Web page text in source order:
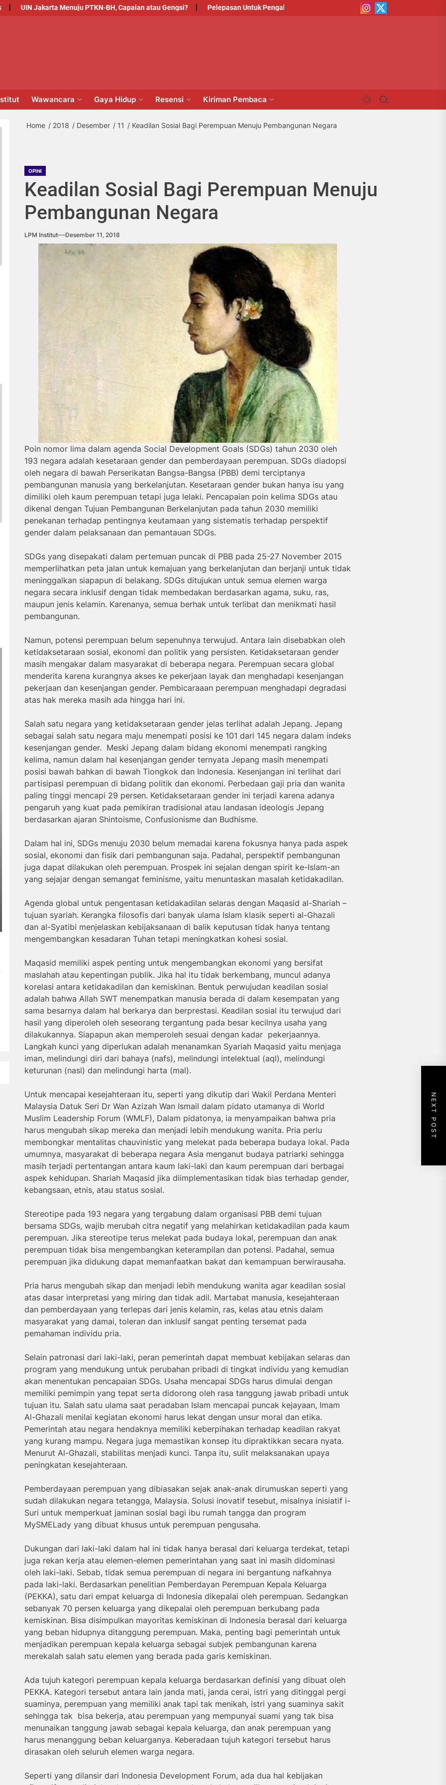
UIN Jakarta Menuju PTKN-BH, Capaian atau Gengsi? Pelepasan Untuk Pengabdian Komplain Kerugian Calon Wisudawan
Instagram
Institut
X
Institut
Wawancara Gaya Hidup Resensi Kiriman Pembaca
Home 2018 Desember 11 Keadilan Sosial Bagi Perempuan Menuju Pembangunan Negara
OPINI
Keadilan Sosial Bagi Perempuan Menuju
Pembangunan Negara
LPM Institut Desember 11, 2018
Poin nomor lima dalam agenda Social Development Goals (SDGs) tahun 2030 oleh
193 negara adalah kesetaraan gender dan pemberdayaan perempuan. SDGs diadopsi
oleh negara di bawah Perserikatan Bangsa-Bangsa (PBB) demi terciptanya
pembangunan manusia yang berkelanjutan. Kesetaraan gender bukan hanya isu yang
dimiliki oleh kaum perempuan tetapi juga lelaki. Pencapaian poin kelima SDGs atau
dikenal dengan Tujuan Pembangunan Berkelanjutan pada tahun 2030 memiliki
penekanan terhadap pentingnya keutamaan yang sistematis terhadap perspektif
gender dalam pelaksanaan dan pemantauan SDGs.
SDGs yang disepakati dalam pertemuan puncak di PBB pada 25-27 November 2015
memperlihatkan peta jalan untuk kemajuan yang berkelanjutan dan berjanji untuk tidak
meninggalkan siapapun di belakang. SDGs ditujukan untuk semua elemen warga
negara secara inklusif dengan tidak membedakan berdasarkan agama, suku, ras,
maupun jenis kelamin. Karenanya, semua berhak untuk terlibat dan menikmati hasil
pembangunan.
Namun, potensi perempuan belum sepenuhnya terwujud. Antara lain disebabkan oleh
ketidaksetaraan sosial, ekonomi dan politik yang persisten. Ketidaksetaraan gender
masih mengakar dalam masyarakat di beberapa negara. Perempuan secara global
menderita karena kurangnya akses ke pekerjaan layak dan menghadapi kesenjangan
pekerjaan dan kesenjangan gender. Pembicaraaan perempuan menghadapi degradasi
atas hak mereka masih ada hingga hari ini.
Salah satu negara yang ketidaksetaraan gender jelas terlihat adalah Jepang. Jepang
sebagai salah satu negara maju menempati posisi ke 101 dari 145 negara dalam indeks
kesenjangan gender. Meski Jepang dalam bidang ekonomi menempati rangking
kelima, namun dalam hal kesenjangan gender ternyata Jepang masih menempati
posisi bawah bahkan di bawah Tiongkok dan Indonesia. Kesenjangan ini terlihat dari
partisipasi perempuan di bidang politik dan ekonomi. Perbedaan gaji pria dan wanita
paling tinggi mencapi 29 persen. Ketidaksetaraan gender ini terjadi karena adanya
pengaruh yang kuat pada pemikiran tradisional atau landasan ideologis Jepang
berdasarkan ajaran Shintoisme, Confusionisme dan Budhisme.
Dalam hal ini, SDGs menuju 2030 belum memadai karena fokusnya hanya pada aspek
sosial, ekonomi dan fisik dari pembangunan saja. Padahal, perspektif pembangunan
juga dapat dilakukan oleh perempuan. Prospek ini sejalan dengan spirit ke-Islam-an
yang sejajar dengan semangat feminisme, yaitu menuntaskan masalah ketidakadilan.
Agenda global untuk pengentasan ketidakadilan selaras dengan Maqasid al-Shariah –
tujuan syariah. Kerangka filosofis dari banyak ulama Islam klasik seperti al-Ghazali
dan al-Syatibi menjelaskan kebijaksanaan di balik keputusan tidak hanya tentang
mengembangkan kesadaran Tuhan tetapi meningkatkan kohesi sosial.
Maqasid memiliki aspek penting untuk mengembangkan ekonomi yang bersifat
maslahah atau kepentingan publik. Jika hal itu tidak berkembang, muncul adanya
korelasi antara ketidakadilan dan kemiskinan. Bentuk perwujudan keadilan sosial
adalah bahwa Allah SWT menempatkan manusia berada di dalam kesempatan yang
sama besarnya dalam hal berkarya dan berprestasi. Keadilan sosial itu terwujud dari
hasil yang diperoleh oleh seseorang tergantung pada besar kecilnya usaha yang
dilakukannya. Siapapun akan memperoleh sesuai dengan kadar pekerjaannya.
Langkah kunci yang diperlukan adalah menanamkan Syariah Maqasid yaitu menjaga
iman, melindungi diri dari bahaya (nafs), melindungi intelektual (aql), melindungi
keturunan (nasl) dan melindungi harta (mal).
Untuk mencapai kesejahteraan itu, seperti yang dikutip dari Wakil Perdana Menteri
Malaysia Datuk Seri Dr Wan Azizah Wan Ismail dalam pidato utamanya di World
Muslim Leadership Forum (WMLF), Dalam pidatonya, ia menyampaikan bahwa pria
harus mengubah sikap mereka dan menjadi lebih mendukung wanita. Pria perlu
membongkar mentalitas chauvinistic yang melekat pada beberapa budaya lokal. Pada
umumnya, masyarakat di beberapa negara Asia menganut budaya patriarki sehingga
masih terjadi pertentangan antara kaum laki-laki dan kaum perempuan dari berbagai
aspek kehidupan. Shariah Maqasid jika diimplementasikan tidak bias terhadap gender,
kebangsaan, etnis, atau status sosial.
Stereotipe pada 193 negara yang tergabung dalam organisasi PBB demi tujuan
bersama SDGs, wajib merubah citra negatif yang melahirkan ketidakadilan pada kaum
perempuan. Jika stereotipe terus melekat pada budaya lokal, perempuan dan anak
perempuan tidak bisa mengembangkan keterampilan dan potensi. Padahal, semua
perempuan jika didukung dapat memanfaatkan bakat dan kemampuan berwirausaha.
Pria harus mengubah sikap dan menjadi lebih mendukung wanita agar keadilan sosial
atas dasar interpretasi yang miring dan tidak adil. Martabat manusia, kesejahteraan
dan pemberdayaan yang terlepas dari jenis kelamin, ras, kelas atau etnis dalam
masyarakat yang damai, toleran dan inklusif sangat penting tersemat pada
pemahaman individu pria.
Selain patronasi dari laki-laki, peran pemerintah dapat membuat kebijakan selaras dan
program yang mendukung untuk perubahan pribadi di tingkat individu yang kemudian
akan menentukan pencapaian SDGs. Usaha mencapai SDGs harus dimulai dengan
memiliki pemimpin yang tepat serta didorong oleh rasa tanggung jawab pribadi untuk
tujuan itu. Salah satu ulama saat peradaban Islam mencapai puncak kejayaan, Imam
Al-Ghazali menilai kegiatan ekonomi harus lekat dengan unsur moral dan etika.
Pemerintah atau negara hendaknya memiliki keberpihakan terhadap keadilan rakyat
yang kurang mampu. Negara juga memastikan konsep itu dipraktikkan secara nyata.
Menurut Al-Ghazali, stabilitas menjadi kunci. Tanpa itu, sulit melaksanakan upaya
peningkatan kesejahteraan.
Pemberdayaan perempuan yang dibiasakan sejak anak-anak dirumuskan seperti yang
sudah dilakukan negara tetangga, Malaysia. Solusi inovatif tesebut, misalnya inisiatif i-
Suri untuk memperkuat jaminan sosial bagi ibu rumah tangga dan program
MySMELady yang dibuat khusus untuk perempuan pengusaha.
Dukungan dari laki-laki dalam hal ini tidak hanya berasal dari keluarga terdekat, tetapi
juga rekan kerja atau elemen-elemen pemerintahan yang saat ini masih didominasi
oleh laki-laki. Sebab, tidak semua perempuan di negara ini bergantung nafkahnya
pada laki-laki. Berdasarkan penelitian Pemberdayan Perempuan Kepala Keluarga
(PEKKA), satu dari empat keluarga di Indonesia dikepalai oleh perempuan. Sedangkan
sebanyak 70 persen keluarga yang dikepalai oleh perempuan berkubang pada
kemiskinan. Bisa disimpulkan mayoritas kemiskinan di Indonesia berasal dari keluarga
yang beban hidupnya ditanggung perempuan. Maka, penting bagi pemerintah untuk
menjadikan perempuan kepala keluarga sebagai subjek pembangunan karena
merekalah salah satu elemen yang berada pada garis kemiskinan.
Ada tujuh kategori perempuan kepala keluarga berdasarkan definisi yang dibuat oleh
PEKKA. Kategori tersebut antara lain janda mati, janda cerai, istri yang ditinggal pergi
suaminya, perempuan yang memiliki anak tapi tak menikah, istri yang suaminya sakit
sehingga tak bisa bekerja, atau perempuan yang mempunyai suami yang tak bisa
menunaikan tanggung jawab sebagai kepala keluarga, dan anak perempuan yang
harus menanggung beban keluarganya. Keberadaan tujuh kategori tersebut harus
dirasakan oleh seluruh elemen warga negara.
Seperti yang dilansir dari Indonesia Development Forum, ada dua hal kebijakan
NEXT POST